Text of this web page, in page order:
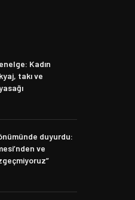
Kadın
takı ve
duyurdu:
ve